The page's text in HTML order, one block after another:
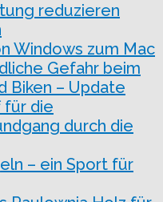
reduzieren
Windows zum Mac
Gefahr beim
Biken – Update
für die
durch die
– ein Sport für